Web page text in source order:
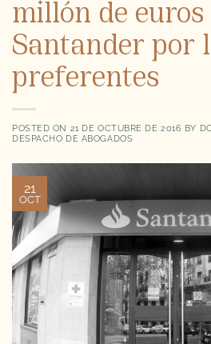
millón de euros
Santander por
preferentes
POSTED ON 21 DE OCTUBRE DE 2016 BY
DESPACHO DE ABOGADOS
21
OCT